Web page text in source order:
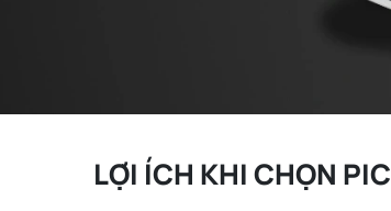
LỢI ÍCH KHI CHỌN